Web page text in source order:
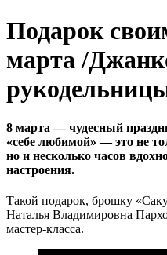
Подарок
марта /
8 марта — чудесный
«себе любимой» — это не
но и несколько часов
настроения.
Такой подарок, брошку
Наталья Владимировна
мастер-класса.